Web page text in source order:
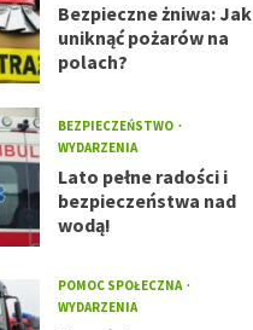
Bezpieczne żniwa: Jak
uniknąć pożarów na
polach?
BEZPIECZEŃSTWO
WYDARZENIA
Lato pełne radości i
bezpieczeństwa nad
wodą!
POMOC SPOŁECZNA
WYDARZENIA